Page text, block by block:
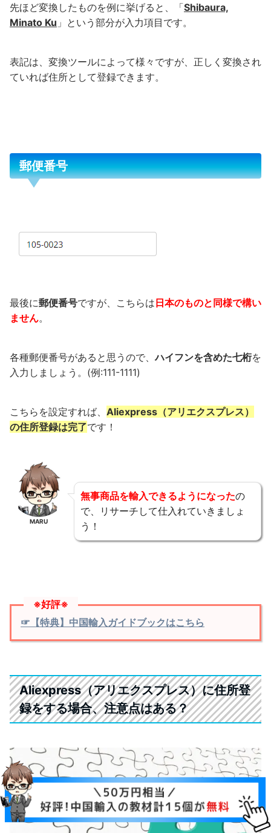
先ほど変換したものを例に挙げると、「Shibaura,
Minato Ku 」という部分が入力項目です。
表記は、変換ツールによって様々ですが、正しく変換され
ていれば住所として登録できます。
郵便番号
最後に郵便番号ですが、こちらは日本のものと同様で構い
ません。
各種郵便番号があると思うので、ハイフンを含めた七桁を
入力しましょう。(例:111-1111)
こちらを設定すれば、 Aliexpress（アリエクスプレス）
の住所登録は完了です！
MARU
無事商品を輸入できるようになったの
で、リサーチして仕入れていきましょ
う！
※好評※
☞【特典】中国輸入ガイドブックはこちら
Aliexpress（アリエクスプレス）に住所登
録をする場合、注意点はある？